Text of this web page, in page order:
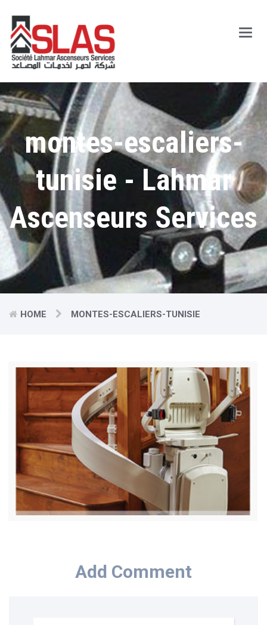
Main
montes-escaliers-
tunisie - Lahmar
Ascenseurs Services
HOME MONTES-ESCALIERS-TUNISIE
Add Comment